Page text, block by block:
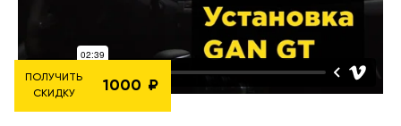
ПОЛУЧИТЬ
СКИДКУ
1000